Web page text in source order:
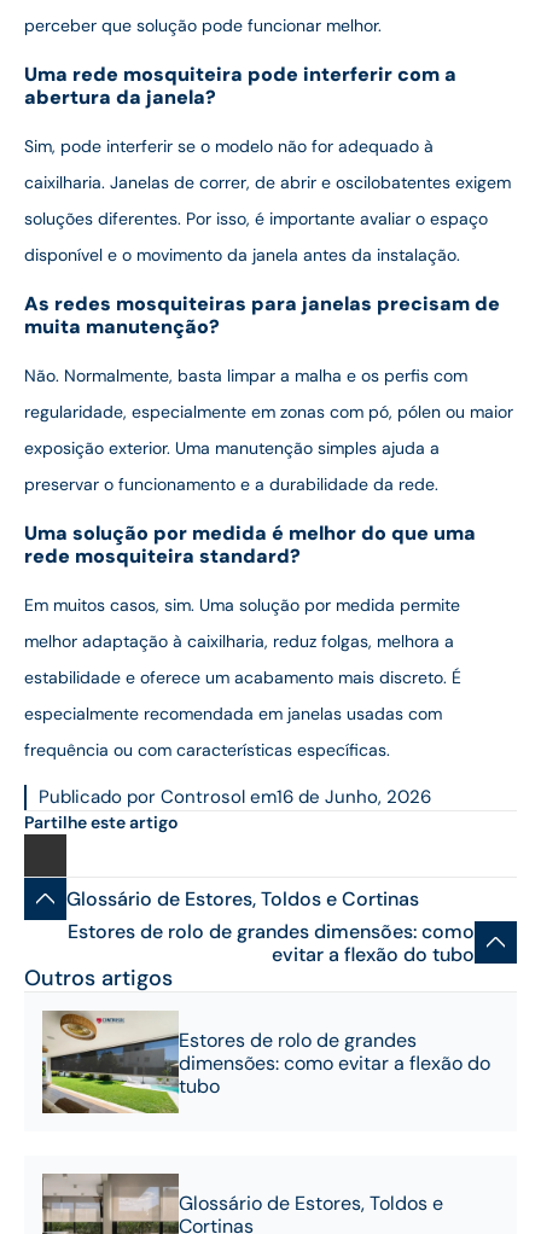
perceber que solução pode funcionar melhor.
Uma rede mosquiteira pode interferir com a
abertura da janela?
Sim, pode interferir se o modelo não for adequado à
caixilharia. Janelas de correr, de abrir e oscilobatentes exigem
soluções diferentes. Por isso, é importante avaliar o espaço
disponível e o movimento da janela antes da instalação.
As redes mosquiteiras para janelas precisam de
muita manutenção?
Não. Normalmente, basta limpar a malha e os perfis com
regularidade, especialmente em zonas com pó, pólen ou maior
exposição exterior. Uma manutenção simples ajuda a
preservar o funcionamento e a durabilidade da rede.
Uma solução por medida é melhor do que uma
rede mosquiteira standard?
Em muitos casos, sim. Uma solução por medida permite
melhor adaptação à caixilharia, reduz folgas, melhora a
estabilidade e oferece um acabamento mais discreto. É
especialmente recomendada em janelas usadas com
frequência ou com características específicas.
Publicado por Controsol em16 de Junho, 2026
Partilhe este artigo
Glossário de Estores, Toldos e Cortinas
Estores de rolo de grandes dimensões: como
evitar a flexão do tubo
Outros artigos
Estores de rolo de grandes
dimensões: como evitar a flexão do
tubo
Glossário de Estores, Toldos e
Cortinas